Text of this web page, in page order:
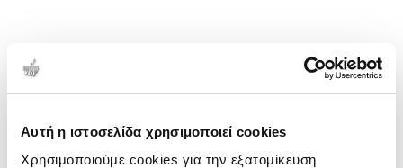
Αυτή η ιστοσελίδα χρησιμοποιεί cookies
Χρησιμοποιούμε cookies για την εξατομίκευση